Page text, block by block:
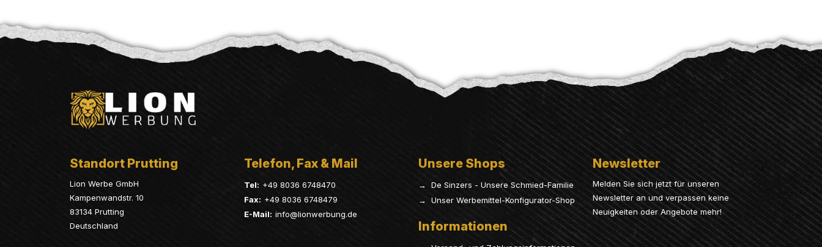
Standort Prutting
Lion Werbe GmbH
Kampenwandstr. 10
83134 Prutting
Deutschland
Telefon, Fax & Mail
Tel: +49 8036 6748470
Fax: +49 8036 6748479
E-Mail: info@lionwerbung.de
Unsere Shops
→ De Sinzers - Unsere Schmied-Familie
→ Unser Werbemittel-Konfigurator-Shop
Informationen
Newsletter
Melden Sie sich jetzt für unseren
Newsletter an und verpassen keine
Neuigkeiten oder Angebote mehr!